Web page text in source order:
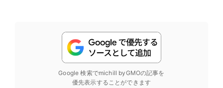
Google 検索でmichill byGMOの記事を
優先表示することができます